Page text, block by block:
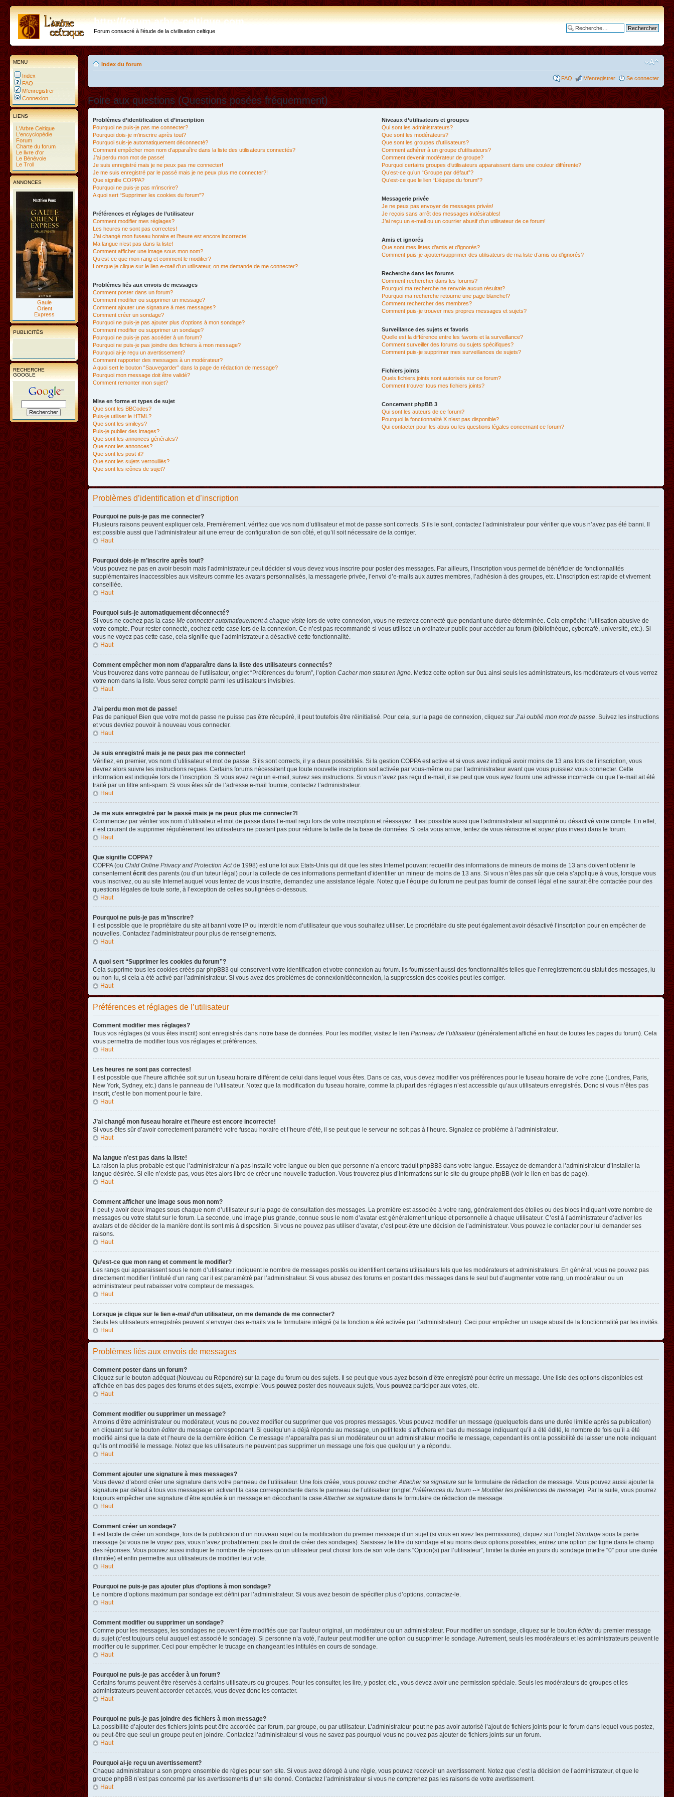
http://forum.arbre-celtique.com
Forum consacré à l'étude de la civilisation celtique
MENU
Index
FAQ
M’enregistrer
Connexion
LIENS
L'Arbre Celtique
L'encyclopédie
Forum
Charte du forum
Le livre d'or
Le Bénévole
Le Troll
ANNONCES
Gaule
Orient
Express
PUBLICITÉS
RECHERCHE
GOOGLE
Index du forum
FAQ M’enregistrer Se connecter
Foire aux questions (Questions posées fréquemment)
Problèmes d’identification et d’inscription
Pourquoi ne puis-je pas me connecter?
Pourquoi dois-je m’inscrire après tout?
Pourquoi suis-je automatiquement déconnecté?
Comment empêcher mon nom d’apparaître dans la liste des utilisateurs connectés?
J’ai perdu mon mot de passe!
Je suis enregistré mais je ne peux pas me connecter!
Je me suis enregistré par le passé mais je ne peux plus me connecter?!
Que signifie COPPA?
Pourquoi ne puis-je pas m’inscrire?
A quoi sert “Supprimer les cookies du forum”?
Préférences et réglages de l’utilisateur
Comment modifier mes réglages?
Les heures ne sont pas correctes!
J’ai changé mon fuseau horaire et l’heure est encore incorrecte!
Ma langue n’est pas dans la liste!
Comment afficher une image sous mon nom?
Qu’est-ce que mon rang et comment le modifier?
Lorsque je clique sur le lien e-maild’un utilisateur, on me demande de me connecter?
Problèmes liés aux envois de messages
Comment poster dans un forum?
Comment modifier ou supprimer un message?
Comment ajouter une signature à mes messages?
Comment créer un sondage?
Pourquoi ne puis-je pas ajouter plus d’options à mon sondage?
Comment modifier ou supprimer un sondage?
Pourquoi ne puis-je pas accéder à un forum?
Pourquoi ne puis-je pas joindre des fichiers à mon message?
Pourquoi ai-je reçu un avertissement?
Comment rapporter des messages à un modérateur?
A quoi sert le bouton “Sauvegarder” dans la page de rédaction de message?
Pourquoi mon message doit être validé?
Comment remonter mon sujet?
Mise en forme et types de sujet
Que sont les BBCodes?
Puis-je utiliser le HTML?
Que sont les smileys?
Puis-je publier des images?
Que sont les annonces générales?
Que sont les annonces?
Que sont les post-it?
Que sont les sujets verrouillés?
Que sont les icônes de sujet?
Niveaux d’utilisateurs et groupes
Qui sont les administrateurs?
Que sont les modérateurs?
Que sont les groupes d’utilisateurs?
Comment adhérer à un groupe d’utilisateurs?
Comment devenir modérateur de groupe?
Pourquoi certains groupes d’utilisateurs apparaissent dans une couleur différente?
Qu’est-ce qu’un “Groupe par défaut”?
Qu’est-ce que le lien “L’équipe du forum”?
Messagerie privée
Je ne peux pas envoyer de messages privés!
Je reçois sans arrêt des messages indésirables!
J’ai reçu un e-mail ou un courrier abusif d’un utilisateur de ce forum!
Amis et ignorés
Que sont mes listes d’amis et d’ignorés?
Comment puis-je ajouter/supprimer des utilisateurs de ma liste d’amis ou d’ignorés?
Recherche dans les forums
Comment rechercher dans les forums?
Pourquoi ma recherche ne renvoie aucun résultat?
Pourquoi ma recherche retourne une page blanche!?
Comment rechercher des membres?
Comment puis-je trouver mes propres messages et sujets?
Surveillance des sujets et favoris
Quelle est la différence entre les favoris et la surveillance?
Comment surveiller des forums ou sujets spécifiques?
Comment puis-je supprimer mes surveillances de sujets?
Fichiers joints
Quels fichiers joints sont autorisés sur ce forum?
Comment trouver tous mes fichiers joints?
Concernant phpBB 3
Qui sont les auteurs de ce forum?
Pourquoi la fonctionnalité X n’est pas disponible?
Qui contacter pour les abus ou les questions légales concernant ce forum?
Problèmes d’identification et d’inscription
Pourquoi ne puis-je pas me connecter?
Plusieurs raisons peuvent expliquer cela. Premièrement, vérifiez que vos nom d’utilisateur et mot de passe sont corrects. S’ils le sont, contactez l’administrateur pour vérifier que vous n’avez pas été banni. Il
est possible aussi que l’administrateur ait une erreur de configuration de son côté, et qu’il soit nécessaire de la corriger.
Haut
Pourquoi dois-je m’inscrire après tout?
Vous pouvez ne pas en avoir besoin mais l’administrateur peut décider si vous devez vous inscrire pour poster des messages. Par ailleurs, l’inscription vous permet de bénéficier de fonctionnalités
supplémentaires inaccessibles aux visiteurs comme les avatars personnalisés, la messagerie privée, l’envoi d’e-mails aux autres membres, l’adhésion à des groupes, etc. L’inscription est rapide et vivement
conseillée.
Haut
Pourquoi suis-je automatiquement déconnecté?
Si vous ne cochez pas la case Me connecter automatiquement à chaque visite lors de votre connexion, vous ne resterez connecté que pendant une durée déterminée. Cela empêche l’utilisation abusive de
votre compte. Pour rester connecté, cochez cette case lors de la connexion. Ce n’est pas recommandé si vous utilisez un ordinateur public pour accéder au forum (bibliothèque, cybercafé, université, etc.). Si
vous ne voyez pas cette case, cela signifie que l’administrateur a désactivé cette fonctionnalité.
Haut
Comment empêcher mon nom d’apparaître dans la liste des utilisateurs connectés?
Vous trouverez dans votre panneau de l’utilisateur, onglet “Préférences du forum”, l’option Cacher mon statut en ligne . Mettez cette option sur Oui ainsi seuls les administrateurs, les modérateurs et vous verrez
votre nom dans la liste. Vous serez compté parmi les utilisateurs invisibles.
Haut
J’ai perdu mon mot de passe!
Pas de panique! Bien que votre mot de passe ne puisse pas être récupéré, il peut toutefois être réinitialisé. Pour cela, sur la page de connexion, cliquez sur J’ai oublié mon mot de passe . Suivez les instructions
et vous devriez pouvoir à nouveau vous connecter.
Haut
Je suis enregistré mais je ne peux pas me connecter!
Vérifiez, en premier, vos nom d’utilisateur et mot de passe. S’ils sont corrects, il y a deux possibilités. Si la gestion COPPA est active et si vous avez indiqué avoir moins de 13 ans lors de l’inscription, vous
devrez alors suivre les instructions reçues. Certains forums nécessitent que toute nouvelle inscription soit activée par vous-même ou par l’administrateur avant que vous puissiez vous connecter. Cette
information est indiquée lors de l’inscription. Si vous avez reçu un e-mail, suivez ses instructions. Si vous n’avez pas reçu d’e-mail, il se peut que vous ayez fourni une adresse incorrecte ou que l’e-mail ait été
traité par un filtre anti-spam. Si vous êtes sûr de l’adresse e-mail fournie, contactez l’administrateur.
Haut
Je me suis enregistré par le passé mais je ne peux plus me connecter?!
Commencez par vérifier vos nom d’utilisateur et mot de passe dans l’e-mail reçu lors de votre inscription et réessayez. Il est possible aussi que l’administrateur ait supprimé ou désactivé votre compte. En effet,
il est courant de supprimer régulièrement les utilisateurs ne postant pas pour réduire la taille de la base de données. Si cela vous arrive, tentez de vous réinscrire et soyez plus investi dans le forum.
Haut
Que signifie COPPA?
COPPA (ou Child Online Privacy and Protection Actde 1998) est une loi aux Etats-Unis qui dit que les sites Internet pouvant recueillir des informations de mineurs de moins de 13 ans doivent obtenir le
consentement écrit des parents (ou d’un tuteur légal) pour la collecte de ces informations permettant d’identifier un mineur de moins de 13 ans. Si vous n’êtes pas sûr que cela s’applique à vous, lorsque vous
vous inscrivez, ou au site Internet auquel vous tentez de vous inscrire, demandez une assistance légale. Notez que l’équipe du forum ne peut pas fournir de conseil légal et ne saurait être contactée pour des
questions légales de toute sorte, à l’exception de celles soulignées ci-dessous.
Haut
Pourquoi ne puis-je pas m’inscrire?
Il est possible que le propriétaire du site ait banni votre IP ou interdit le nom d’utilisateur que vous souhaitez utiliser. Le propriétaire du site peut également avoir désactivé l’inscription pour en empêcher de
nouvelles. Contactez l’administrateur pour plus de renseignements.
Haut
A quoi sert “Supprimer les cookies du forum”?
Cela supprime tous les cookies créés par phpBB3 qui conservent votre identification et votre connexion au forum. Ils fournissent aussi des fonctionnalités telles que l’enregistrement du statut des messages, lu
ou non-lu, si cela a été activé par l’administrateur. Si vous avez des problèmes de connexion/déconnexion, la suppression des cookies peut les corriger.
Haut
Préférences et réglages de l’utilisateur
Comment modifier mes réglages?
Tous vos réglages (si vous êtes inscrit) sont enregistrés dans notre base de données. Pour les modifier, visitez le lien Panneau de l’utilisateur(généralement affiché en haut de toutes les pages du forum). Cela
vous permettra de modifier tous vos réglages et préférences.
Haut
Les heures ne sont pas correctes!
Il est possible que l’heure affichée soit sur un fuseau horaire différent de celui dans lequel vous êtes. Dans ce cas, vous devez modifier vos préférences pour le fuseau horaire de votre zone (Londres, Paris,
New York, Sydney, etc.) dans le panneau de l’utilisateur. Notez que la modification du fuseau horaire, comme la plupart des réglages n’est accessible qu’aux utilisateurs enregistrés. Donc si vous n’êtes pas
inscrit, c’est le bon moment pour le faire.
Haut
J’ai changé mon fuseau horaire et l’heure est encore incorrecte!
Si vous êtes sûr d’avoir correctement paramétré votre fuseau horaire et l’heure d’été, il se peut que le serveur ne soit pas à l’heure. Signalez ce problème à l’administrateur.
Haut
Ma langue n’est pas dans la liste!
La raison la plus probable est que l’administrateur n’a pas installé votre langue ou bien que personne n’a encore traduit phpBB3 dans votre langue. Essayez de demander à l’administrateur d’installer la
langue désirée. Si elle n’existe pas, vous êtes alors libre de créer une nouvelle traduction. Vous trouverez plus d’informations sur le site du groupe phpBB (voir le lien en bas de page).
Haut
Comment afficher une image sous mon nom?
Il peut y avoir deux images sous chaque nom d’utilisateur sur la page de consultation des messages. La première est associée à votre rang, généralement des étoiles ou des blocs indiquant votre nombre de
messages ou votre statut sur le forum. La seconde, une image plus grande, connue sous le nom d’avatar est généralement unique et personnelle à chaque utilisateur. C’est à l’administrateur d’activer les
avatars et de décider de la manière dont ils sont mis à disposition. Si vous ne pouvez pas utiliser d’avatar, c’est peut-être une décision de l’administrateur. Vous pouvez le contacter pour lui demander ses
raisons.
Haut
Qu’est-ce que mon rang et comment le modifier?
Les rangs qui apparaissent sous le nom d’utilisateur indiquent le nombre de messages postés ou identifient certains utilisateurs tels que les modérateurs et administrateurs. En général, vous ne pouvez pas
directement modifier l’intitulé d’un rang car il est paramétré par l’administrateur. Si vous abusez des forums en postant des messages dans le seul but d’augmenter votre rang, un modérateur ou un
administrateur peut rabaisser votre compteur de messages.
Haut
Lorsque je clique sur le lien e-maild’un utilisateur, on me demande de me connecter?
Seuls les utilisateurs enregistrés peuvent s’envoyer des e-mails via le formulaire intégré (si la fonction a été activée par l’administrateur). Ceci pour empêcher un usage abusif de la fonctionnalité par les invités.
Haut
Problèmes liés aux envois de messages
Comment poster dans un forum?
Cliquez sur le bouton adéquat (Nouveau ou Répondre) sur la page du forum ou des sujets. Il se peut que vous ayez besoin d’être enregistré pour écrire un message. Une liste des options disponibles est
affichée en bas des pages des forums et des sujets, exemple: Vous pouvez poster des nouveaux sujets, Vous pouvez participer aux votes, etc.
Haut
Comment modifier ou supprimer un message?
A moins d’être administrateur ou modérateur, vous ne pouvez modifier ou supprimer que vos propres messages. Vous pouvez modifier un message (quelquefois dans une durée limitée après sa publication)
en cliquant sur le bouton éditerdu message correspondant. Si quelqu’un a déjà répondu au message, un petit texte s’affichera en bas du message indiquant qu’il a été édité, le nombre de fois qu’il a été
modifié ainsi que la date et l’heure de la dernière édition. Ce message n’apparaîtra pas si un modérateur ou un administrateur modifie le message, cependant ils ont la possibilité de laisser une note indiquant
qu’ils ont modifié le message. Notez que les utilisateurs ne peuvent pas supprimer un message une fois que quelqu’un y a répondu.
Haut
Comment ajouter une signature à mes messages?
Vous devez d’abord créer une signature dans votre panneau de l’utilisateur. Une fois créée, vous pouvez cocher Attacher sa signature sur le formulaire de rédaction de message. Vous pouvez aussi ajouter la
signature par défaut à tous vos messages en activant la case correspondante dans le panneau de l’utilisateur (onglet Préférences du forum --> Modifier les préférences de message). Par la suite, vous pourrez
toujours empêcher une signature d’être ajoutée à un message en décochant la case Attacher sa signature dans le formulaire de rédaction de message.
Haut
Comment créer un sondage?
Il est facile de créer un sondage, lors de la publication d’un nouveau sujet ou la modification du premier message d’un sujet (si vous en avez les permissions), cliquez sur l’onglet Sondage sous la partie
message (si vous ne le voyez pas, vous n’avez probablement pas le droit de créer des sondages). Saisissez le titre du sondage et au moins deux options possibles, entrez une option par ligne dans le champ
des réponses. Vous pouvez aussi indiquer le nombre de réponses qu’un utilisateur peut choisir lors de son vote dans “Option(s) par l’utilisateur”, limiter la durée en jours du sondage (mettre “0” pour une durée
illimitée) et enfin permettre aux utilisateurs de modifier leur vote.
Haut
Pourquoi ne puis-je pas ajouter plus d’options à mon sondage?
Le nombre d’options maximum par sondage est défini par l’administrateur. Si vous avez besoin de spécifier plus d’options, contactez-le.
Haut
Comment modifier ou supprimer un sondage?
Comme pour les messages, les sondages ne peuvent être modifiés que par l’auteur original, un modérateur ou un administrateur. Pour modifier un sondage, cliquez sur le bouton éditerdu premier message
du sujet (c’est toujours celui auquel est associé le sondage). Si personne n’a voté, l’auteur peut modifier une option ou supprimer le sondage. Autrement, seuls les modérateurs et les administrateurs peuvent le
modifier ou le supprimer. Ceci pour empêcher le trucage en changeant les intitulés en cours de sondage.
Haut
Pourquoi ne puis-je pas accéder à un forum?
Certains forums peuvent être réservés à certains utilisateurs ou groupes. Pour les consulter, les lire, y poster, etc., vous devez avoir une permission spéciale. Seuls les modérateurs de groupes et les
administrateurs peuvent accorder cet accès, vous devez donc les contacter.
Haut
Pourquoi ne puis-je pas joindre des fichiers à mon message?
La possibilité d’ajouter des fichiers joints peut être accordée par forum, par groupe, ou par utilisateur. L’administrateur peut ne pas avoir autorisé l’ajout de fichiers joints pour le forum dans lequel vous postez,
ou peut-être que seul un groupe peut en joindre. Contactez l’administrateur si vous ne savez pas pourquoi vous ne pouvez pas ajouter de fichiers joints sur un forum.
Haut
Pourquoi ai-je reçu un avertissement?
Chaque administrateur a son propre ensemble de règles pour son site. Si vous avez dérogé à une règle, vous pouvez recevoir un avertissement. Notez que c’est la décision de l’administrateur, et que le
groupe phpBB n’est pas concerné par les avertissements d’un site donné. Contactez l’administrateur si vous ne comprenez pas les raisons de votre avertissement.
Haut